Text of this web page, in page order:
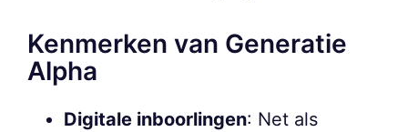
Kenmerken van Generatie
Alpha
Digitale inboorlingen: Net als